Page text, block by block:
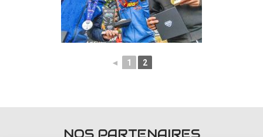
◄ 1 2
NOS PARTENAIRES